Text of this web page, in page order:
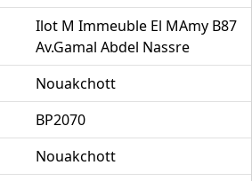
Ilot M Immeuble El MAmy B87
Av.Gamal Abdel Nassre
Nouakchott
BP2070
Nouakchott